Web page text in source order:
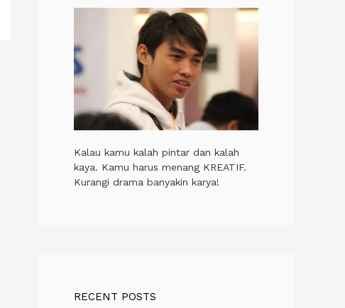
Kalau kamu kalah pintar dan kalah
kaya. Kamu harus menang KREATIF.
Kurangi drama banyakin karya!
RECENT POSTS